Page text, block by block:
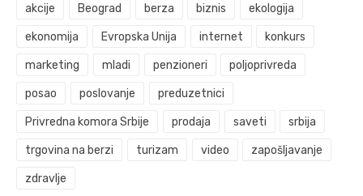
akcije Beograd berza biznis ekologija
ekonomija Evropska Unija internet konkurs
marketing mladi penzioneri poljoprivreda
posao poslovanje preduzetnici
Privredna komora Srbije prodaja saveti srbija
trgovina na berzi turizam video zapošljavanje
zdravlje